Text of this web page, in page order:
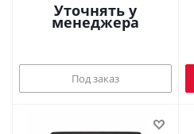
Уточнять у
менеджера
Под заказ